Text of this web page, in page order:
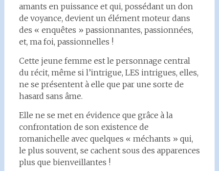
amants en puissance et qui, possédant un don
de voyance, devient un élément moteur dans
des « enquêtes » passionnantes, passionnées,
et, ma foi, passionnelles !
Cette jeune femme est le personnage central
du récit, même si l’intrigue, LES intrigues, elles,
ne se présentent à elle que par une sorte de
hasard sans âme.
Elle ne se met en évidence que grâce à la
confrontation de son existence de
romanichelle avec quelques « méchants » qui,
le plus souvent, se cachent sous des apparences
plus que bienveillantes !